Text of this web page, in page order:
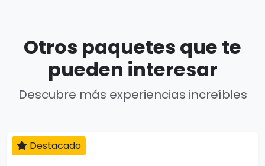
Otros paquetes que te
pueden interesar
Descubre más experiencias increíbles
Destacado